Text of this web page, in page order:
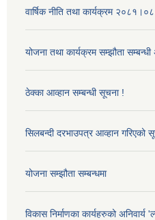
वार्षिक नीति तथा कार्यक्रम
योजना तथा कार्यक्रम सम्झौता
ठेक्का आव्हान सम्बन्धी सूचना !
सिलबन्दी दरभाउपत्र आव्हान गरिएको
योजना सम्झौता सम्बन्धमा
विकास निर्माणका कार्यहरुको अनिवार्य